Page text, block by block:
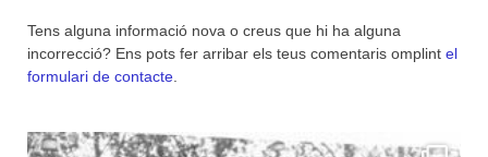
Tens alguna informació nova o creus que hi ha alguna
incorrecció? Ens pots fer arribar els teus comentaris omplint el
formulari de contacte.